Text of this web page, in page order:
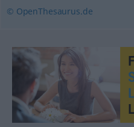
© OpenThesaurus.de